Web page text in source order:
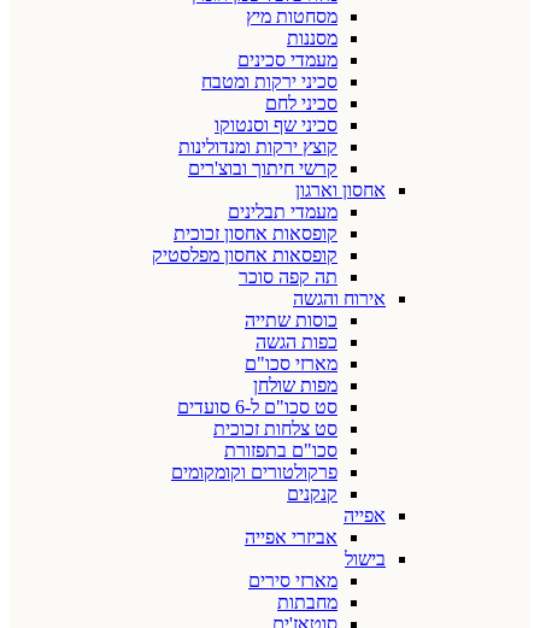
מסחטות מיץ
מסננות
מעמדי סכינים
סכיני ירקות ומטבח
סכיני לחם
סכיני שף וסנטוקו
קוצץ ירקות ומנדולינות
קרשי חיתוך ובוצ'רים
אחסון וארגון
מעמדי תבלינים
קופסאות אחסון זכוכית
קופסאות אחסון מפלסטיק
תה קפה סוכר
אירוח והגשה
כוסות שתייה
כפות הגשה
מארזי סכו"ם
מפות שולחן
סט סכו"ם ל-6 סועדים
סט צלחות זכוכית
סכו"ם בתפזורת
פרקולטורים וקומקומים
קנקנים
אפייה
אביזרי אפייה
בישול
מארזי סירים
מחבתות
סוטאז'ים